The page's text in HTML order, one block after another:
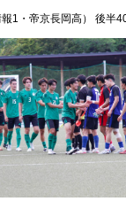
報1・帝京長岡高） 後半